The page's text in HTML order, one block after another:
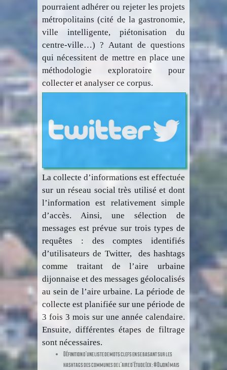
pourraient adhérer ou rejeter les projets
métropolitains (cité de la gastronomie,
ville intelligente, piétonisation du
centre-ville…) ? Autant de questions
qui nécessitent de mettre en place une
méthodologie exploratoire pour
collecter et analyser ce corpus.
La collecte d’informations est effectuée
sur un réseau social très utilisé et dont
l’information est relativement simple
d’accès. Ainsi, une sélection de
messages est prévue sur trois types de
requêtes : des comptes identifiés
d’utilisateurs de Twitter, des hashtags
comme traitant de l’aire urbaine
dijonnaise et des messages géolocalisés
au sein de l’aire urbaine. La période de
collecte est planifiée sur une période de
3 fois 3 mois sur une année calendaire.
Ensuite, différentes étapes de filtrage
sont nécessaires.
Définition d’une liste de mots clefs en se basant sur les
hashtags des communes de l’aire d’étude (ex : #Dijon) mais